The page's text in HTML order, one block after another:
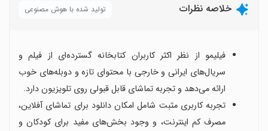
خلاصه نظرات تولید شده با هوش مصنوعی
فیلیمو از نظر اکثر کاربران کتابخانه گسترده‌ای از فیلم و
سریال‌های ایرانی و خارجی با محتوای تازه و دوبله‌های خوب
ارائه می‌دهد و تجربه تماشای قابل قبولی روی تلویزیون دارد.
تجربه کاربری مثبت شامل امکان دانلود برای تماشای آفلاین،
مصرف کم اینترنت، و وجود بخش‌های مفید برای کودکان و